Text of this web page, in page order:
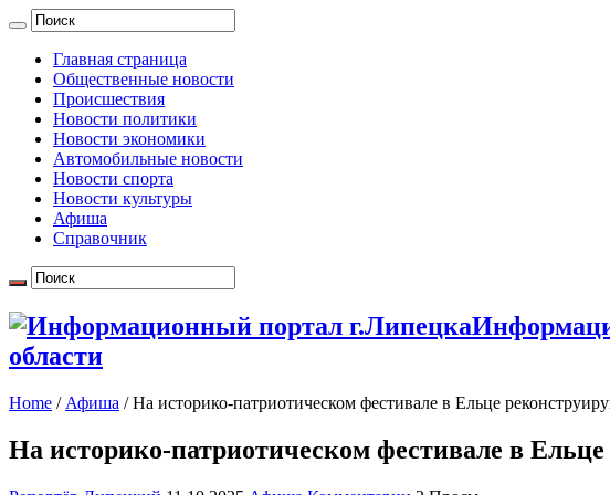
Главная страница
Общественные новости
Происшествия
Новости политики
Новости экономики
Автомобильные новости
Новости спорта
Новости культуры
Афиша
Справочник
области
Home / Афиша / На историко-патриотическом фестивале в Ельце
На историко-патриотическом фестивале в